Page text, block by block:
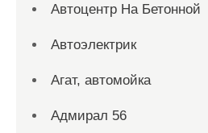
Автоцентр На Бетонной
Автоэлектрик
Агат, автомойка
Адмирал 56